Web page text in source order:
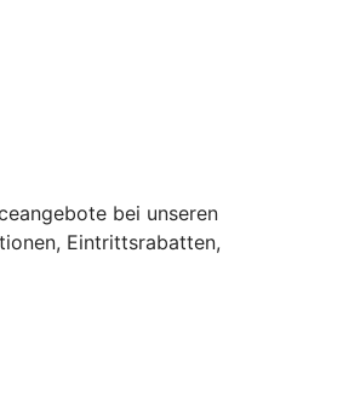
bei unseren
Eintrittsrabatten,